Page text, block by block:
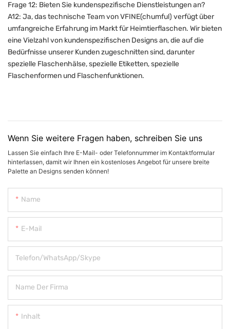
Frage 12: Bieten Sie kundenspezifische Dienstleistungen an?
A12: Ja, das technische Team von VFINE(chumful) verfügt über
umfangreiche Erfahrung im Markt für Heimtierflaschen. Wir bieten
eine Vielzahl von kundenspezifischen Designs an, die auf die
Bedürfnisse unserer Kunden zugeschnitten sind, darunter
spezielle Flaschenhälse, spezielle Etiketten, spezielle
Flaschenformen und Flaschenfunktionen.
Wenn Sie weitere Fragen haben, schreiben Sie uns
Lassen Sie einfach Ihre E-Mail- oder Telefonnummer im Kontaktformular
hinterlassen, damit wir Ihnen ein kostenloses Angebot für unsere breite
Palette an Designs senden können!
Name
E-Mail
Telefon/WhatsApp/Skype
Name Der Firma
Inhalt